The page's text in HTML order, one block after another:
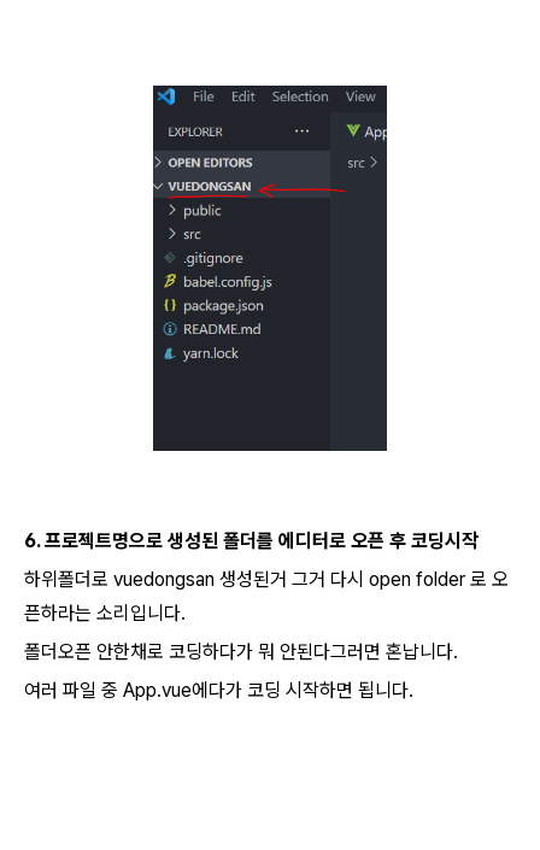
6. 프로젝트명으로 생성된 폴더를 에디터로 오픈 후 코딩시작
하위폴더로 vuedongsan 생성된거 그거 다시 open folder 로 오
픈하라는 소리입니다.
폴더오픈 안한채로 코딩하다가 뭐 안된다그러면 혼납니다.
여러 파일 중 App.vue에다가 코딩 시작하면 됩니다.